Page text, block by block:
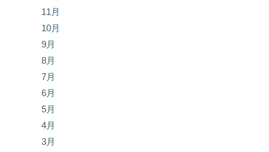
11月
10月
9月
8月
7月
6月
5月
4月
3月